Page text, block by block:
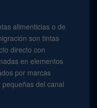
alimenticias o de
son tintas
directo con
en elementos
por marcas
del canal